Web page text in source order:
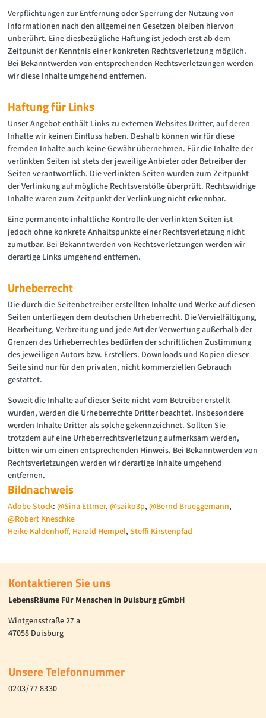
Verpflichtungen zur Entfernung oder Sperrung der Nutzung von
Informationen nach den allgemeinen Gesetzen bleiben hiervon
unberührt. Eine diesbezügliche Haftung ist jedoch erst ab dem
Zeitpunkt der Kenntnis einer konkreten Rechtsverletzung möglich.
Bei Bekanntwerden von entsprechenden Rechtsverletzungen werden
wir diese Inhalte umgehend entfernen.
Haftung für Links
Unser Angebot enthält Links zu externen Websites Dritter, auf deren
Inhalte wir keinen Einfluss haben. Deshalb können wir für diese
fremden Inhalte auch keine Gewähr übernehmen. Für die Inhalte der
verlinkten Seiten ist stets der jeweilige Anbieter oder Betreiber der
Seiten verantwortlich. Die verlinkten Seiten wurden zum Zeitpunkt
der Verlinkung auf mögliche Rechtsverstöße überprüft. Rechtswidrige
Inhalte waren zum Zeitpunkt der Verlinkung nicht erkennbar.
Eine permanente inhaltliche Kontrolle der verlinkten Seiten ist
jedoch ohne konkrete Anhaltspunkte einer Rechtsverletzung nicht
zumutbar. Bei Bekanntwerden von Rechtsverletzungen werden wir
derartige Links umgehend entfernen.
Urheberrecht
Die durch die Seitenbetreiber erstellten Inhalte und Werke auf diesen
Seiten unterliegen dem deutschen Urheberrecht. Die Vervielfältigung,
Bearbeitung, Verbreitung und jede Art der Verwertung außerhalb der
Grenzen des Urheberrechtes bedürfen der schriftlichen Zustimmung
des jeweiligen Autors bzw. Erstellers. Downloads und Kopien dieser
Seite sind nur für den privaten, nicht kommerziellen Gebrauch
gestattet.
Soweit die Inhalte auf dieser Seite nicht vom Betreiber erstellt
wurden, werden die Urheberrechte Dritter beachtet. Insbesondere
werden Inhalte Dritter als solche gekennzeichnet. Sollten Sie
trotzdem auf eine Urheberrechtsverletzung aufmerksam werden,
bitten wir um einen entsprechenden Hinweis. Bei Bekanntwerden von
Rechtsverletzungen werden wir derartige Inhalte umgehend
entfernen.
Bildnachweis
Adobe Stock:@Sina Ettmer,@saiko3p,@Bernd Brueggemann,
@Robert Kneschke
Heike Kaldenhoff, Harald Hempel,Steffi Kirstenpfad
Kontaktieren Sie uns
LebensRäume Für Menschen in Duisburg gGmbH
Wintgensstraße 27 a
47058 Duisburg
Unsere Telefonnummer
02 03 / 77 83 30